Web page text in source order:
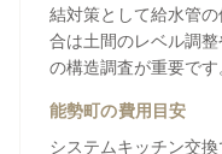
結対策として給水管
合は土間のレベル調
の構造調査が重要です
能勢町の費用目安
システムキッチン交